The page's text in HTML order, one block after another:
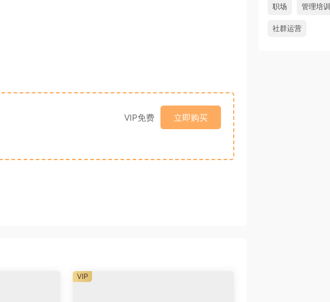
VIP免费 立即购买
VIP
职场 管理培训
社群运营